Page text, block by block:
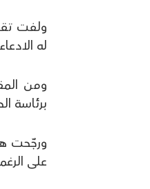
له
ومن
برئاسة
ورجّحت
على